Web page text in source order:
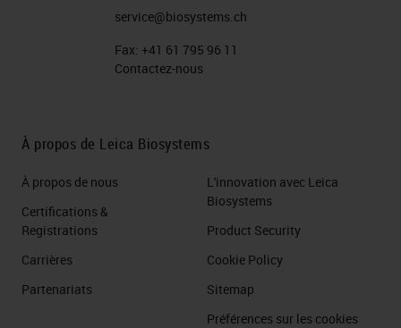
service@biosystems.ch
Fax: +41 61 795 96 11
Contactez-nous
À propos de Leica Biosystems
À propos de nous
Certifications &
Registrations
Carrières
Partenariats
L'innovation avec Leica
Biosystems
Product Security
Cookie Policy
Sitemap
Préférences sur les cookies